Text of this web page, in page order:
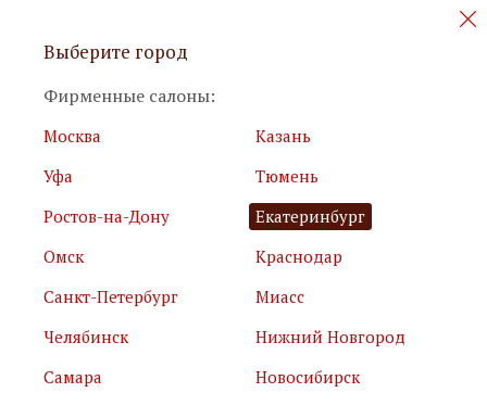
Персональные акции и новинки
Я принимаю
условия использования сайта
Я соглашаюсь сполитикой обработки персональных
Подписаться
Выберите город
Фирменные салоны:
Москва
Казань
Уфа
Тюмень
Ростов-на-Дону
Екатеринбург
Омск
Краснодар
Санкт-Петербург
Миасс
Челябинск
Нижний Новгород
Самара
Новосибирск